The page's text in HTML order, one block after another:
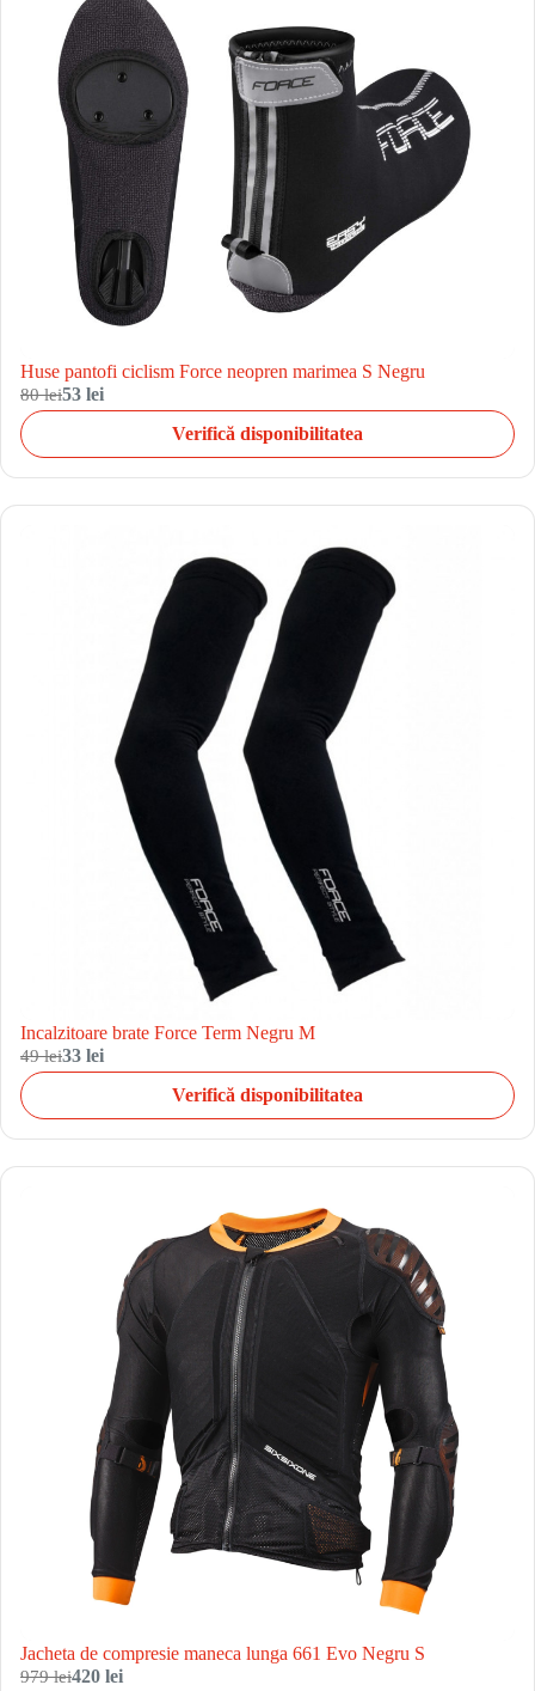
Huse pantofi ciclism Force neopren marimea S Negru
80 lei53 lei
Verifică disponibilitatea
Incalzitoare brate Force Term Negru M
49 lei33 lei
Verifică disponibilitatea
Jacheta de compresie maneca lunga 661 Evo Negru S
979 lei420 lei